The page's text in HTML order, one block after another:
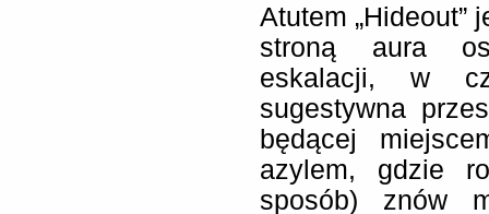
Atutem „Hideout”
stroną aura
eskalacji, w
sugestywna
będącej
azylem, gdzie
sposób) znów